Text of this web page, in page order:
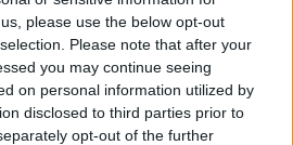
please use the below opt-out
Please note that after your
you may continue seeing
on personal information utilized by
disclosed to third parties prior to
opt-out of the further